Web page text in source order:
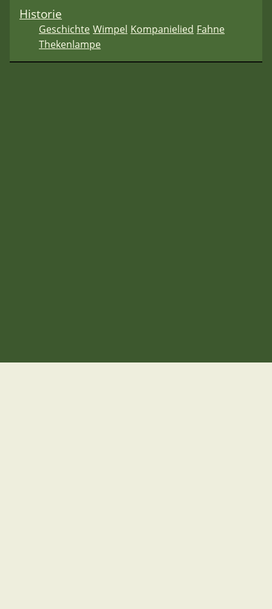
Historie
Geschichte Wimpel Kompanielied Fahne
Thekenlampe